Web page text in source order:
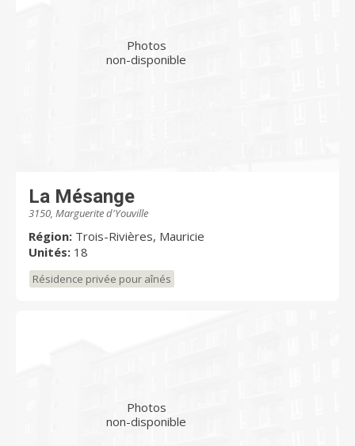
Photos
non-disponible
La Mésange
3150, Marguerite d'Youville
Région: Trois-Rivières, Mauricie
Unités: 18
Résidence privée pour aînés
Photos
non-disponible